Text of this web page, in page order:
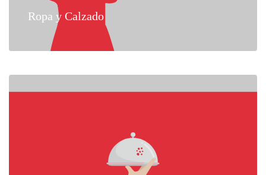
Ropa y Calzado